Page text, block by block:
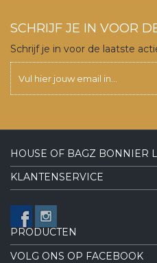
SCHRIJF JE IN VOOR
Schrijf je in voor de laatste
HOUSE OF BAGZ BONNIER
KLANTENSERVICE
PRODUCTEN
VOLG ONS OP FACEBOOK